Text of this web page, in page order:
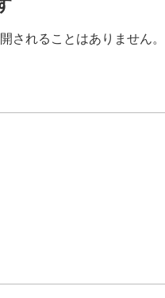
されることはありません。